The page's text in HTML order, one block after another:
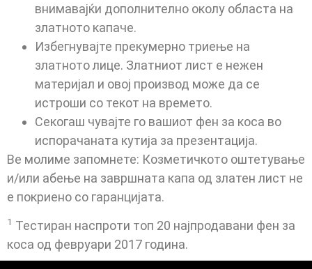
внимавајќи дополнително околу областа на
златното капаче.
Избегнувајте прекумерно триење на
златното лице. Златниот лист е нежен
материјал и овој производ може да се
истроши со текот на времето.
Секогаш чувајте го вашиот фен за коса во
испорачаната кутија за презентација.
Ве молиме запомнете: Козметичкото оштетување
и/или абење на завршната капа од златен лист не
е покриено со гаранцијата.
1 Тестиран наспроти топ 20 најпродавани фен за
коса од февруари 2017 година.